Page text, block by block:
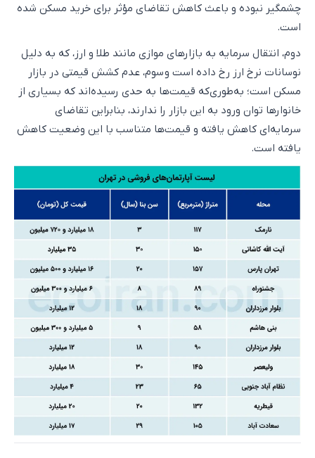
چشمگیر نبوده و باعث کاهش تقاضای مؤثر برای خرید مسکن شده
است.
دوم، انتقال سرمایه به بازارهای موازی مانند طلا و ارز، که به دلیل
نوسانات نرخ ارز رخ داده است و سوم، عدم کشش قیمتی در بازار
مسکن است؛ به‌طوری‌که قیمت‌ها به حدی رسیده‌اند که بسیاری از
خانوارها توان ورود به این بازار را ندارند، بنابراین تقاضای
سرمایه‌ای کاهش یافته و قیمت‌ها متناسب با این وضعیت کاهش
یافته است.